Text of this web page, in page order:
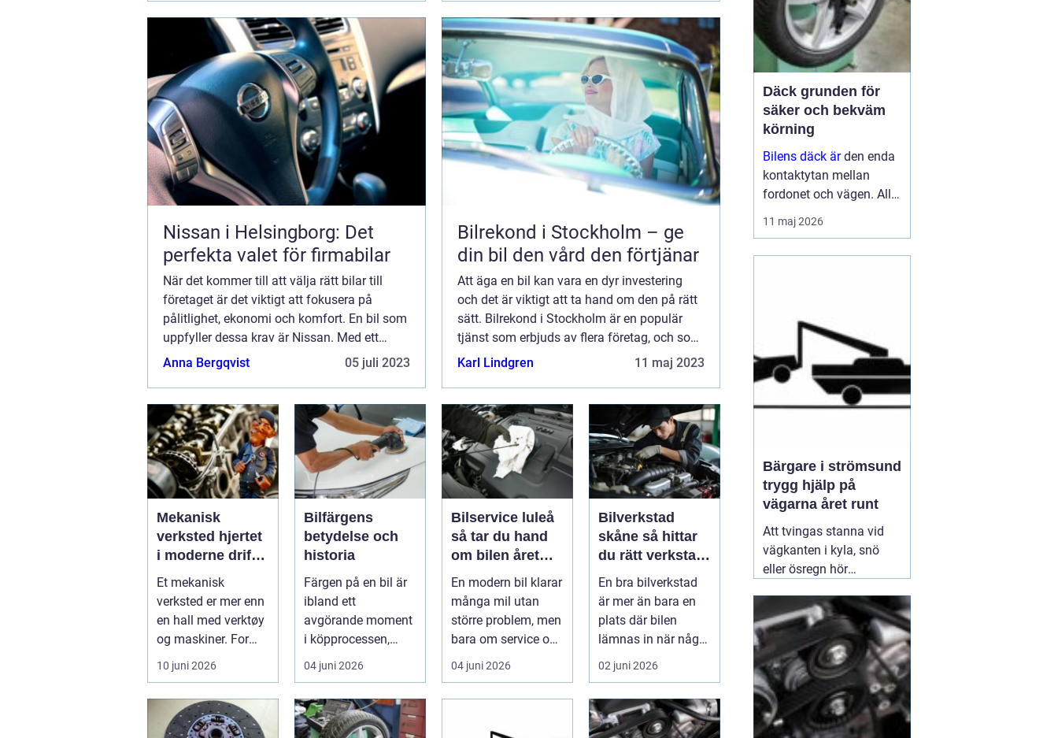
Nissan i Helsingborg: Det
perfekta valet för firmabilar
När det kommer till att välja rätt bilar till
företaget är det viktigt att fokusera på
pålitlighet, ekonomi och komfort. En bil som
uppfyller dessa krav är Nissan. Med ett
starkt rykte för kvalitet och i...
Anna Bergqvist 05 juli 2023
Bilrekond i Stockholm – ge
din bil den vård den förtjänar
Att äga en bil kan vara en dyr investering
och det är viktigt att ta hand om den på rätt
sätt. Bilrekond i Stockholm är en populär
tjänst som erbjuds av flera företag, och som
kan hjälpa till att återställa bilens skönhet
Karl Lindgren 11 maj 2023
Mekanisk
verksted hjertet
i moderne drift
og vedlikehold
Et mekanisk
verksted er mer enn
en hall med verktøy
og maskiner. For
mange bedrifter er
10 juni 2026
Bilfärgens
betydelse och
historia
Färgen på en bil är
ibland ett
avgörande moment
i köpprocessen,
men det ha...
04 juni 2026
Bilservice luleå
så tar du hand
om bilen året
runt
En modern bil klarar
många mil utan
större problem, men
bara om service och
underhåll sköts i tid.
04 juni 2026
Bilverkstad
skåne så hittar
du rätt verkstad
för din bil
En bra bilverkstad
är mer än bara en
plats där bilen
lämnas in när något
går sönder. För
02 juni 2026
Däck grunden för
säker och bekväm
körning
Bilens däck ärden enda
kontaktytan mellan
fordonet och vägen. All
bromskraft, styrning och
acceleration går genom
11 maj 2026
Bärgare i strömsund
trygg hjälp på
vägarna året runt
Att tvingas stanna vid
vägkanten i kyla, snö
eller ösregn hör
bilägares drömscenario.
Ändå händer det förr
eller senare för många
som kör genom
Jämtland och södra
Lappland. Då blir en
pålitlig
01 maj 2026